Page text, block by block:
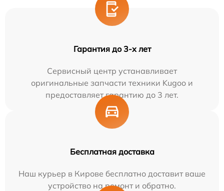
Гарантия до 3-х лет
Сервисный центр устанавливает
оригинальные запчасти техники Kugoo и
предоставляет гарантию до 3 лет.
Бесплатная доставка
Наш курьер в Кирове бесплатно доставит ваше
устройство на ремонт и обратно.